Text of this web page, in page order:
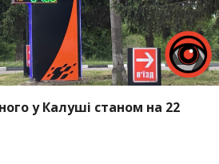
у Калуші станом на 22